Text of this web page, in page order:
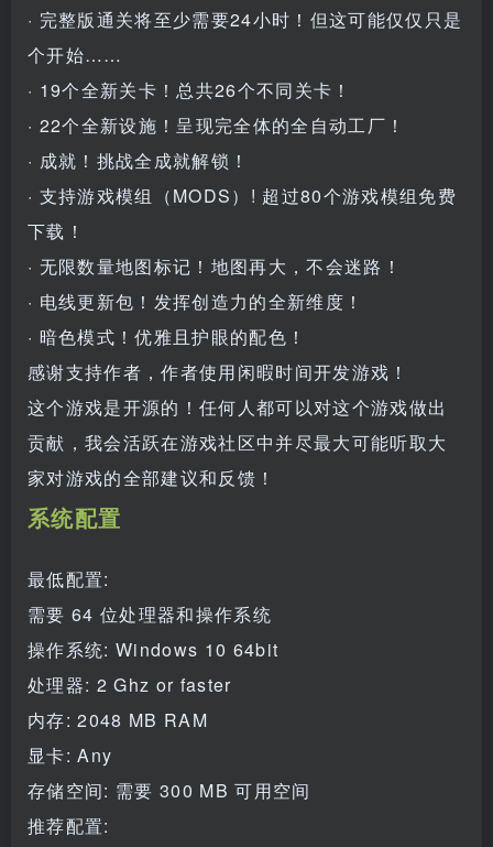
· 完整版通关将至少需要24小时！但这可能仅仅只是
个开始……
· 19个全新关卡！总共26个不同关卡！
· 22个全新设施！呈现完全体的全自动工厂！
· 成就！挑战全成就解锁！
· 支持游戏模组（MODS）! 超过80个游戏模组免费
下载！
· 无限数量地图标记！地图再大，不会迷路！
· 电线更新包！发挥创造力的全新维度！
· 暗色模式！优雅且护眼的配色！
感谢支持作者，作者使用闲暇时间开发游戏！
这个游戏是开源的！任何人都可以对这个游戏做出
贡献，我会活跃在游戏社区中并尽最大可能听取大
家对游戏的全部建议和反馈！
系统配置
最低配置:
需要 64 位处理器和操作系统
操作系统: Windows 10 64bit
处理器: 2 Ghz or faster
内存: 2048 MB RAM
显卡: Any
存储空间: 需要 300 MB 可用空间
推荐配置: